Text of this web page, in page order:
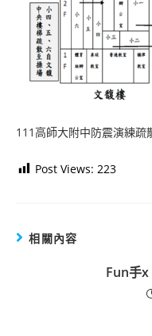
111高師大附中防震演練疏
Post Views: 223
相關內容
Fun手x